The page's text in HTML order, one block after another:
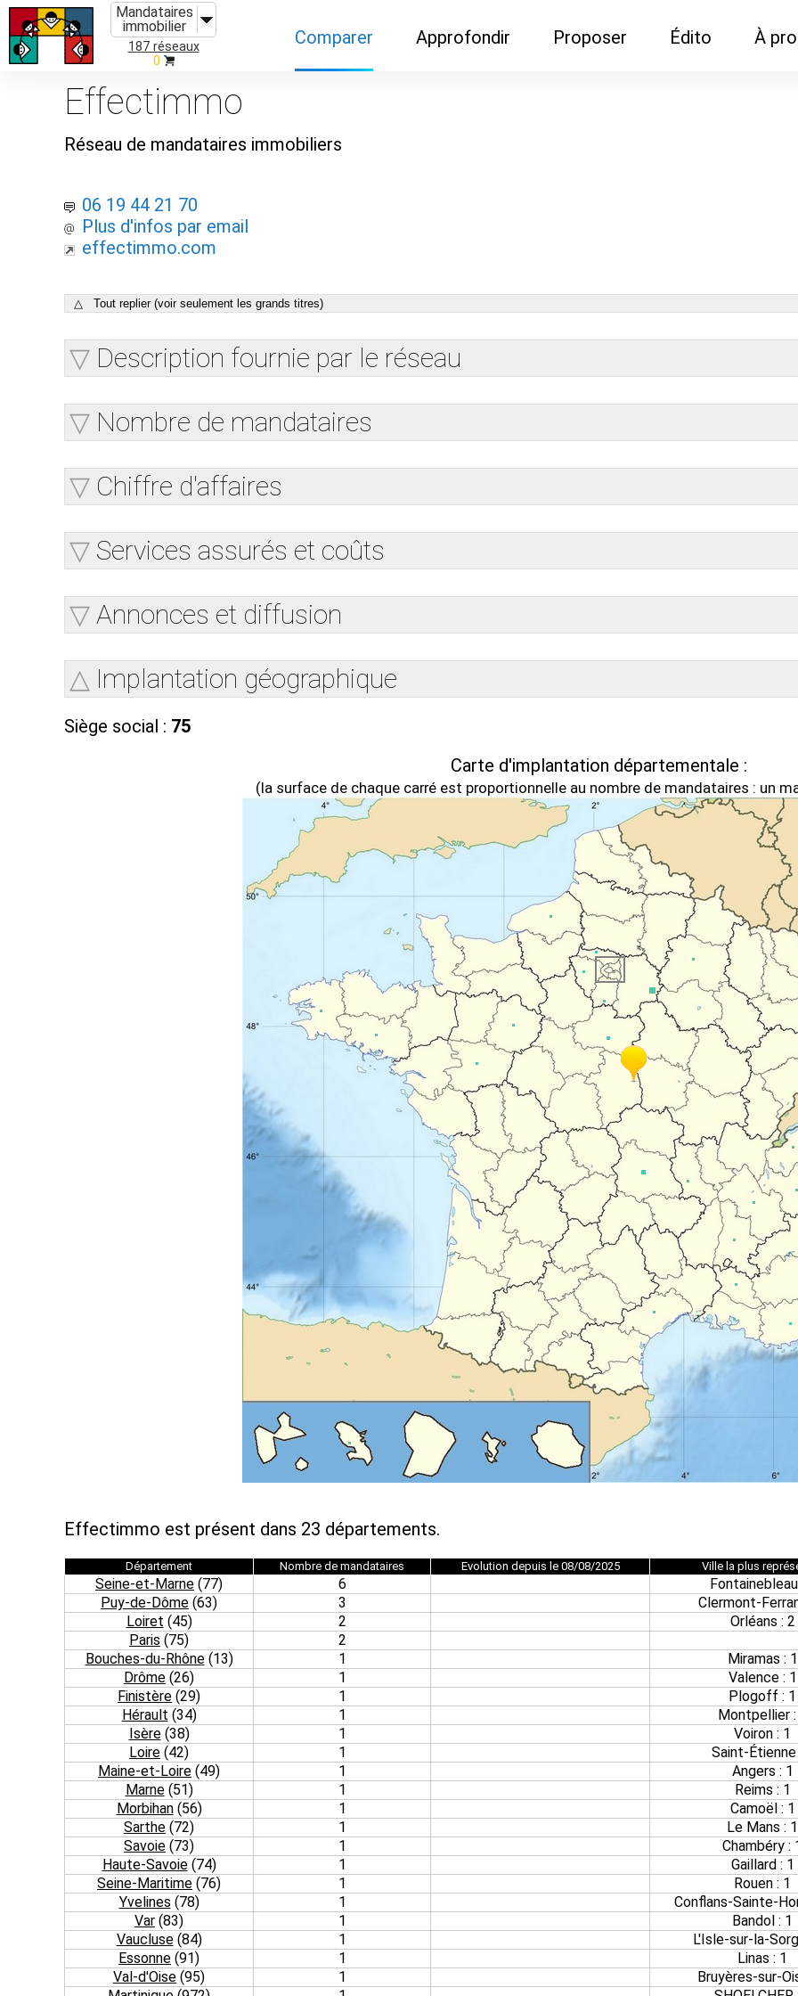
Mandataires
immobilier
187 réseaux
0
Comparer Approfondir Proposer Édito À
Effectimmo
Réseau de mandataires immobiliers
06 19 44 21 70
Plus d'infos par email
effectimmo.com
△ Tout replier (voir seulement les grands titres)
Description fournie par le réseau
Nombre de mandataires
Chiffre d'affaires
Services assurés et coûts
Annonces et diffusion
Implantation géographique
Siège social : 75
Carte d'implantation départementale :
(la surface de chaque carré est proportionnelle au nombre de mandataires : un
Effectimmo est présent dans 23 départements.
Département Nombre de mandataires Evolution depuis le 08/08/2025 Ville la plus
Seine-et-Marne (77) 6
Puy-de-Dôme (63) 3 Clermont-
Loiret (45) 2
Orléans : 2
Paris (75)
2
Bouches-du-Rhône(13) 1
Miramas : 1
Drôme (26) 1
Valence : 1
Finistère (29) 1
Plogoff : 1
Hérault (34) 1
Montpellier :
Isère(38) 1
Voiron : 1
Loire (42) 1
Saint-Étienne
Maine-et-Loire (49) 1
Angers : 1
Marne(51) 1
Reims : 1
Morbihan(56) 1
Camoël : 1
Sarthe (72) 1
Le Mans : 1
Savoie (73) 1
Chambéry :
Haute-Savoie(74) 1
Gaillard : 1
Seine-Maritime (76) 1
Rouen : 1
Yvelines (78) 1
Conflans-Sainte-
Var (83) 1
Bandol : 1
Vaucluse(84) 1
L'Isle-sur-la-
Essonne (91) 1
Linas : 1
Val-d'Oise (95) 1
Bruyères-sur-